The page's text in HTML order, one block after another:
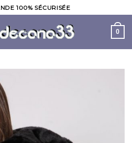
100% SÉCURISÉE
0